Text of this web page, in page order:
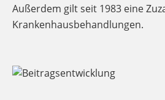
Außerdem gilt seit 1983 eine
Krankenhausbehandlungen.